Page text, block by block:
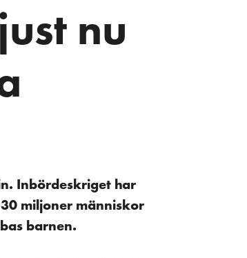
nu
Inbördeskriget har
miljoner människor
barnen.